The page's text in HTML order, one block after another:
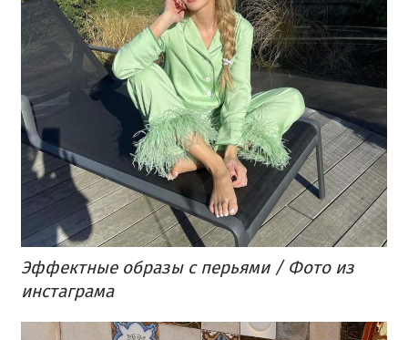
Эффектные образы с перьями / Фото из
инстаграма